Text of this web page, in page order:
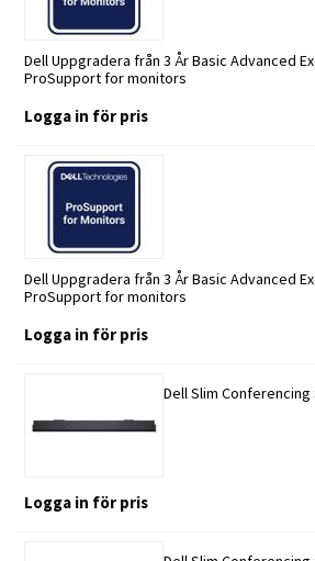
Dell Uppgradera från 3 År Basic Advanced
ProSupport for monitors
Logga in för pris
Dell Uppgradera från 3 År Basic Advanced
ProSupport for monitors
Logga in för pris
Dell Slim Conferencing
Logga in för pris